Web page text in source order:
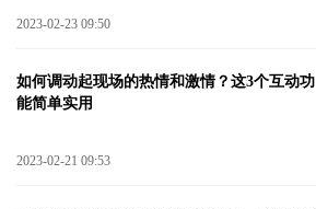
2023-02-23 09:50
如何调动起现场的热情和激情？这3个互动功
能简单实用
2023-02-21 09:53